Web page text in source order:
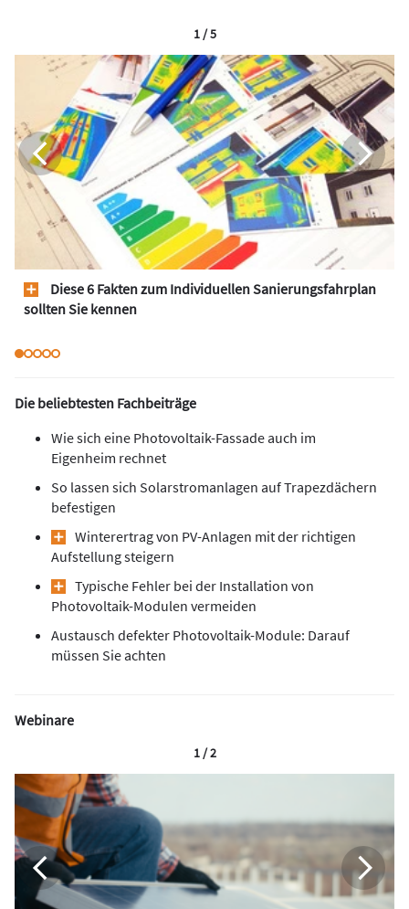
Diese 6 Fakten zum Individuellen Sanierungsfahrplan
sollten Sie kennen
1 / 5
Die beliebtesten Fachbeiträge
Wie sich eine Photovoltaik-Fassade auch im
Eigenheim rechnet
So lassen sich Solarstromanlagen auf Trapezdächern
befestigen
Winterertrag von PV-Anlagen mit der richtigen
Aufstellung steigern
Typische Fehler bei der Installation von
Photovoltaik-Modulen vermeiden
Austausch defekter Photovoltaik-Module: Darauf
müssen Sie achten
Webinare
1 / 2